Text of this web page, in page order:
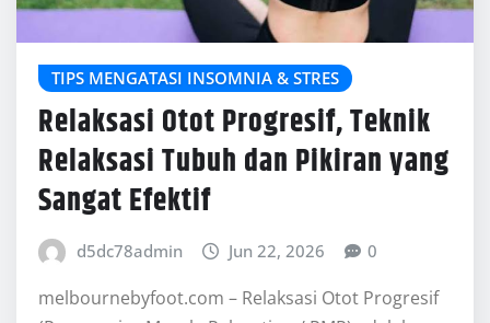
TIPS MENGATASI INSOMNIA & STRES
Relaksasi Otot Progresif, Teknik
Relaksasi Tubuh dan Pikiran yang
Sangat Efektif
d5dc78admin Jun 22, 2026 0
melbournebyfoot.com – Relaksasi Otot Progresif